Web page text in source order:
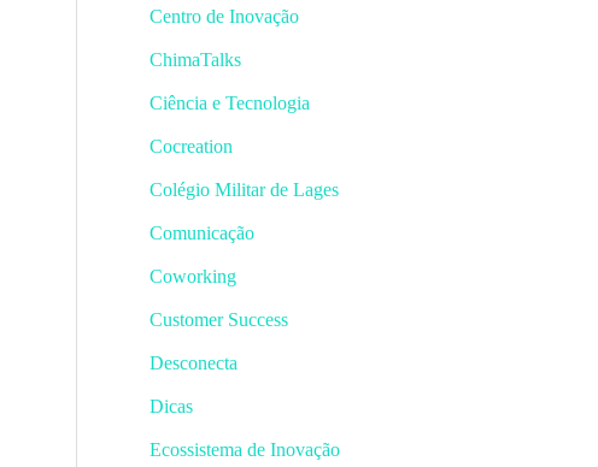
Centro de Inovação
ChimaTalks
Ciência e Tecnologia
Cocreation
Colégio Militar de Lages
Comunicação
Coworking
Customer Success
Desconecta
Dicas
Ecossistema de Inovação